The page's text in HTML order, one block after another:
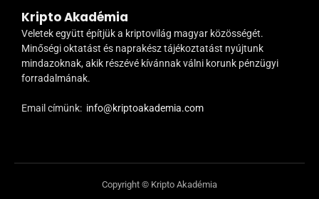
Kripto Akadémia
Veletek együtt építjük a kriptovilág magyar közösségét.
Minőségi oktatást és naprakész tájékoztatást nyújtunk
mindazoknak, akik részévé kívánnak válni korunk pénzügyi
forradalmának.
Email címünk: info@kriptoakademia.com
Copyright © Kripto Akadémia